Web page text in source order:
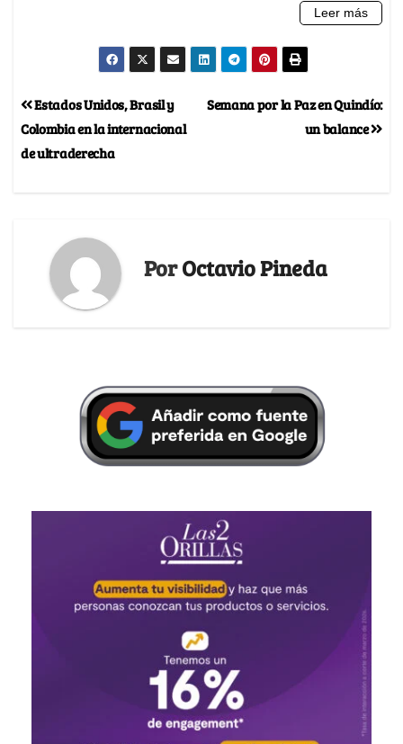
Semana por la Paz en Quindío:
un balance
Estados Unidos, Brasil y
Colombia en la internacional
de ultraderecha
PorOctavio Pineda